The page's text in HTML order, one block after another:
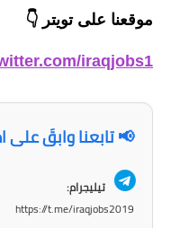
موقعنا على تويتر 👇
iraqjobs1
📢 تابعنا وابقَ على
تيليجرام:
https://t.me/iraqjobs2019